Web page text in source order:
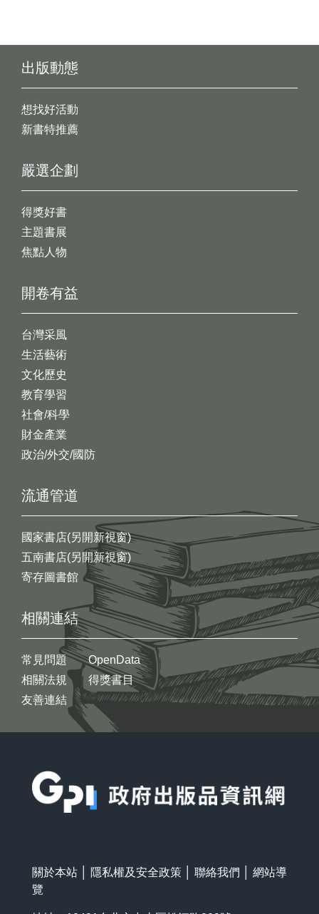
出版動態
想找好活動
新書特推薦
開卷有益
台灣采風
生活藝術
文化歷史
教育學習
社會/科學
財金產業
政治/外交/國防
嚴選企劃
得獎好書
主題書展
焦點人物
流通管道
國家書店(另開新視窗)
五南書店(另開新視窗)
寄存圖書館
相關連結
常見問題
相關法規
友善連結
OpenData
得獎書目
關於本站 隱私權及安全政策 聯絡我們
網站導
覽